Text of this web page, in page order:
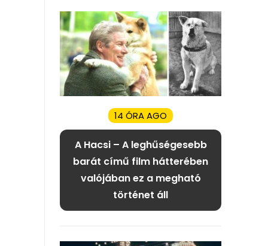
14 ÓRA AGO
A Hacsi – A leghűségesebb
barát című film hátterében
valójában ez a megható
történet áll